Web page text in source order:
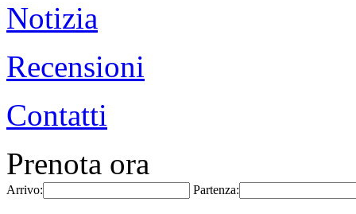
Notizia
Recensioni
Contatti
Prenota ora
Arrivo: Partenza: